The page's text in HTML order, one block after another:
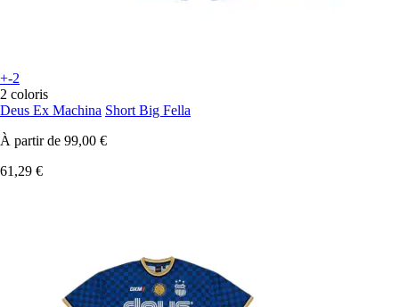
+-2
2 coloris
Deus Ex Machina Short Big Fella
À partir de 99,00 €
61,29 €